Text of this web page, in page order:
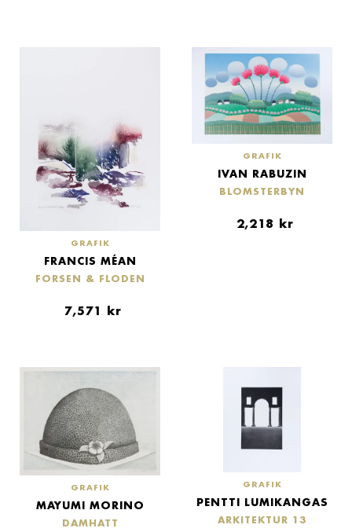
GRAFIK
FRANCIS MÉAN
FORSEN & FLODEN
7,571 kr
GRAFIK
IVAN RABUZIN
BLOMSTERBYN
2,218 kr
GRAFIK
MAYUMI MORINO
DAMHATT
GRAFIK
PENTTI LUMIKANGAS
ARKITEKTUR 13